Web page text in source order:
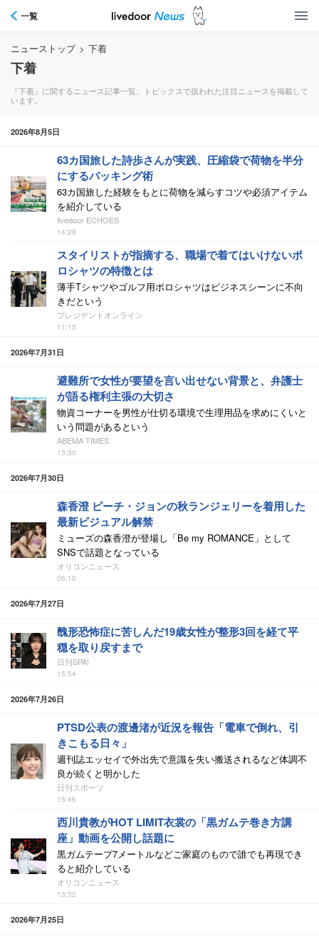
一覧
ニューストップ > 下着
下着
『下着』に関するニュース記事一覧。トピックスで扱われた注目ニュースを掲載して
います。
2026年8月5日
63カ国旅した詩歩さんが実践、圧縮袋で荷物を半分
にするパッキング術
63カ国旅した経験をもとに荷物を減らすコツや必須アイテム
を紹介している
livedoor ECHOES
14:28
スタイリストが指摘する、職場で着てはいけないポ
ロシャツの特徴とは
薄手Tシャツやゴルフ用ポロシャツはビジネスシーンに不向
きだという
プレジデントオンライン
11:15
2026年7月31日
避難所で女性が要望を言い出せない背景と、弁護士
が語る権利主張の大切さ
物資コーナーを男性が仕切る環境で生理用品を求めにくいと
いう問題があるという
ABEMA TIMES
13:30
2026年7月30日
森香澄 ピーチ・ジョンの秋ランジェリーを着用した
最新ビジュアル解禁
ミューズの森香澄が登場し「Be my ROMANCE」として
SNSで話題となっている
オリコンニュース
06:10
2026年7月27日
醜形恐怖症に苦しんだ19歳女性が整形3回を経て平
穏を取り戻すまで
日刊SPA!
15:54
2026年7月26日
PTSD公表の渡邊渚が近況を報告「電車で倒れ、引
きこもる日々」
週刊誌エッセイで外出先で意識を失い搬送されるなど体調不
良が続くと明かした
日刊スポーツ
15:46
西川貴教がHOT LIMIT衣裳の「黒ガムテ巻き方講
座」動画を公開し話題に
黒ガムテープ7メートルなどご家庭のもので誰でも再現でき
ると紹介している
オリコンニュース
13:32
2026年7月25日